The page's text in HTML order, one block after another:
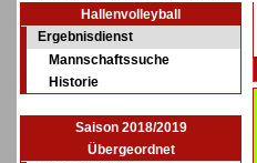
Hallenvolleyball
Ergebnisdienst
Mannschaftssuche
Historie
Saison 2018/2019
Übergeordnet